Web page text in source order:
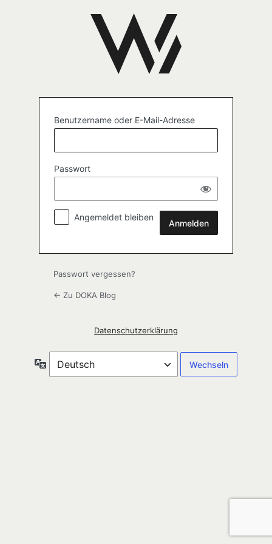
Benutzername oder E-Mail-Adresse
Passwort
Angemeldet bleiben
Passwort vergessen?
← Zu DOKA Blog
Datenschutzerklärung
Sprache